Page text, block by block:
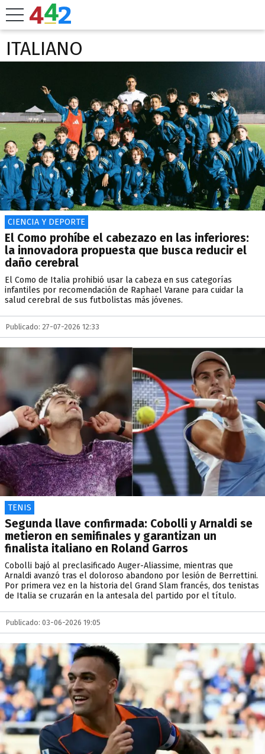
ITALIANO
CIENCIA Y DEPORTE
El Como prohíbe el cabezazo en las inferiores:
la innovadora propuesta que busca reducir el
daño cerebral
El Como de Italia prohibió usar la cabeza en sus categorías
infantiles por recomendación de Raphael Varane para cuidar la
salud cerebral de sus futbolistas más jóvenes.
Publicado: 27-07-2026 12:33
TENIS
Segunda llave confirmada: Cobolli y Arnaldi se
metieron en semifinales y garantizan un
finalista italiano en Roland Garros
Cobolli bajó al preclasificado Auger-Aliassime, mientras que
Arnaldi avanzó tras el doloroso abandono por lesión de Berrettini.
Por primera vez en la historia del Grand Slam francés, dos tenistas
de Italia se cruzarán en la antesala del partido por el título.
Publicado: 03-06-2026 19:05